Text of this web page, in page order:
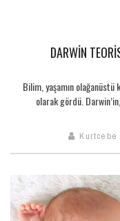
DARWIN
Bilim, yaşamın olağanüstü
olarak gördü.
Kurtcebe